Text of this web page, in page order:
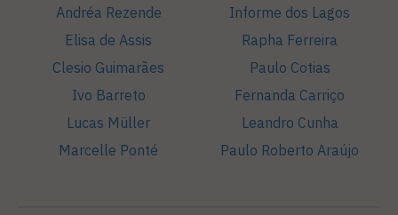
Andréa Rezende
Elisa de Assis
Clesio Guimarães
Ivo Barreto
Lucas Müller
Marcelle Ponté
Informe dos Lagos
Rapha Ferreira
Paulo Cotias
Fernanda Carriço
Leandro Cunha
Paulo Roberto Araújo